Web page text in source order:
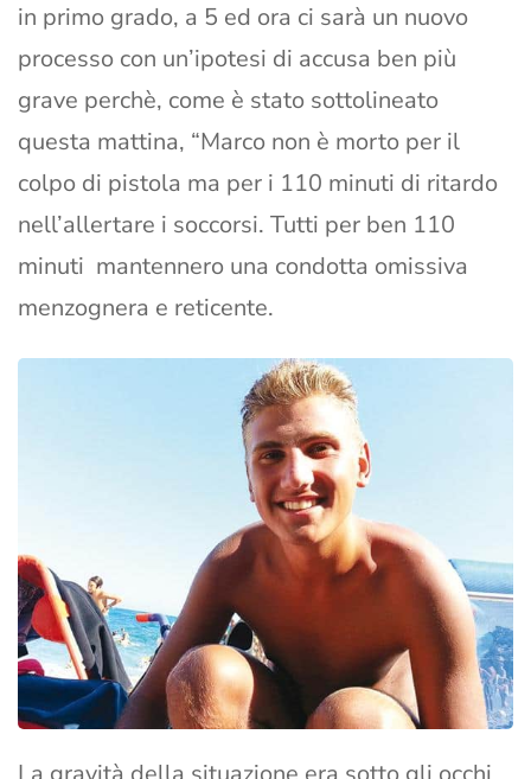
in primo grado, a 5 ed ora ci sarà un nuovo
processo con un’ipotesi di accusa ben più
grave perchè, come è stato sottolineato
questa mattina, “Marco non è morto per il
colpo di pistola ma per i 110 minuti di ritardo
nell’allertare i soccorsi. Tutti per ben 110
minuti mantennero una condotta omissiva
menzognera e reticente.